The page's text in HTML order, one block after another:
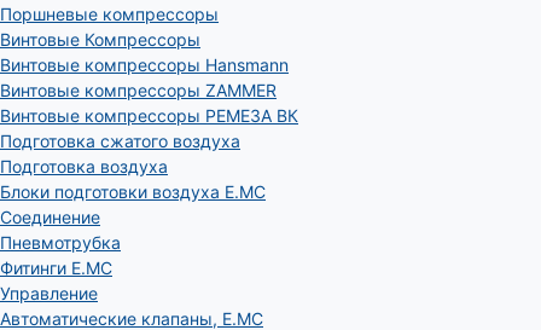
Поршневые компрессоры
Винтовые Компрессоры
Винтовые компрессоры Hansmann
Винтовые компрессоры ZAMMER
Винтовые компрессоры РЕМЕЗА ВК
Подготовка сжатого воздуха
Подготовка воздуха
Блоки подготовки воздуха E.MC
Соединение
Пневмотрубка
Фитинги E.MC
Управление
Автоматические клапаны, Е.МС